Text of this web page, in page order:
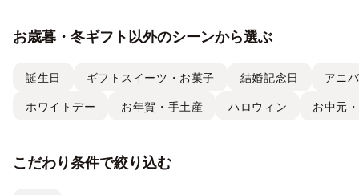
お歳暮・冬ギフト以外のシーンから選ぶ
誕生日 ギフトスイーツ・お菓子 結婚記念日 アニ
ホワイトデー お年賀・手土産 ハロウィン お中元
こだわり条件で絞り込む